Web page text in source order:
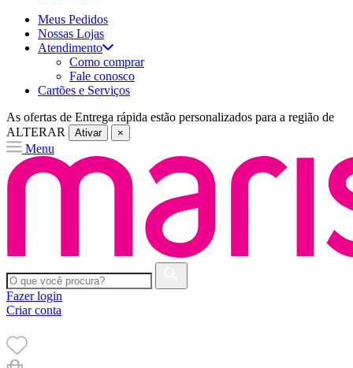
Meus Pedidos
Nossas Lojas
Atendimento
Como comprar
Fale conosco
Cartões e Serviços
As ofertas de Entrega rápida estão personalizados para a região de
ALTERAR
Ativar ×
Menu
Fazer login
Criar conta